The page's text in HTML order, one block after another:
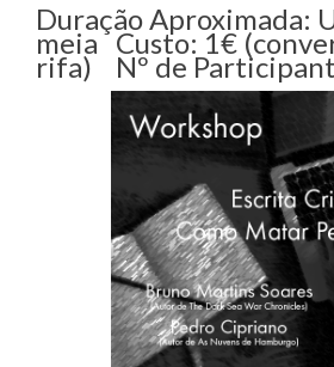
Duração Aproximada:
meia Custo: 1€
rifa) Nº de